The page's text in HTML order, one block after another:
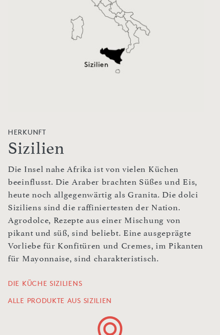
HERKUNFT
Sizilien
Die Insel nahe Afrika ist von vielen Küchen
beeinflusst. Die Araber brachten Süßes und Eis,
heute noch allgegenwärtig als Granita. Die dolci
Siziliens sind die raffiniertesten der Nation.
Agrodolce, Rezepte aus einer Mischung von
pikant und süß, sind beliebt. Eine ausgeprägte
Vorliebe für Konfitüren und Cremes, im Pikanten
für Mayonnaise, sind charakteristisch.
DIE KÜCHE SIZILIENS
ALLE PRODUKTE AUS SIZILIEN